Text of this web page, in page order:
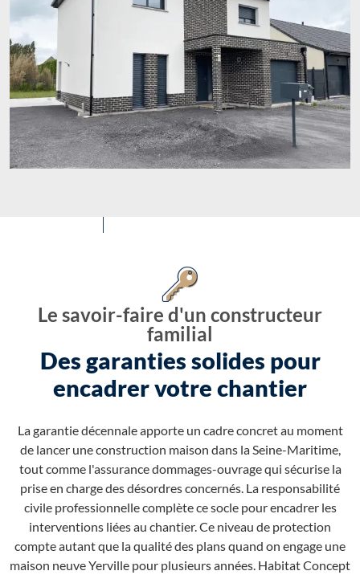
Le savoir-faire d'un constructeur
familial
Des garanties solides pour
encadrer votre chantier
La garantie décennale apporte un cadre concret au moment
de lancer une construction maison dans la Seine-Maritime,
tout comme l'assurance dommages-ouvrage qui sécurise la
prise en charge des désordres concernés. La responsabilité
civile professionnelle complète ce socle pour encadrer les
interventions liées au chantier. Ce niveau de protection
compte autant que la qualité des plans quand on engage une
maison neuve Yerville pour plusieurs années. Habitat Concept